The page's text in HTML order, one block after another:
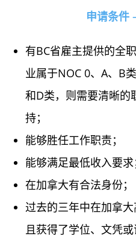
申请条件
有BC省雇主提供的全
业属于NOC 0、A、B
和D类，则需要清晰的
持；
能够胜任工作职责；
能够满足最低收入要求
在加拿大有合法身份；
过去的三年中在加拿
且获得了学位、文凭或